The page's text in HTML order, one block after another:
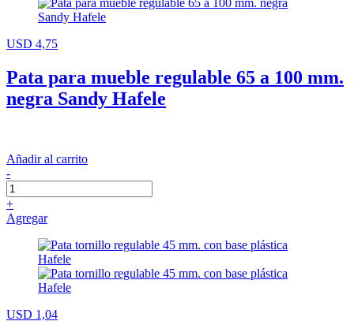
USD 4,75
Pata para mueble regulable 65 a 100 mm.
negra Sandy Hafele
Añadir al carrito
-
+
Agregar
USD 1,04